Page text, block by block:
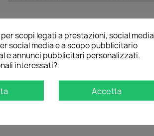
scopi legati a prestazioni, social media
social media e a scopo pubblicitario
e annunci pubblicitari personalizzati.
interessati?
Accetta